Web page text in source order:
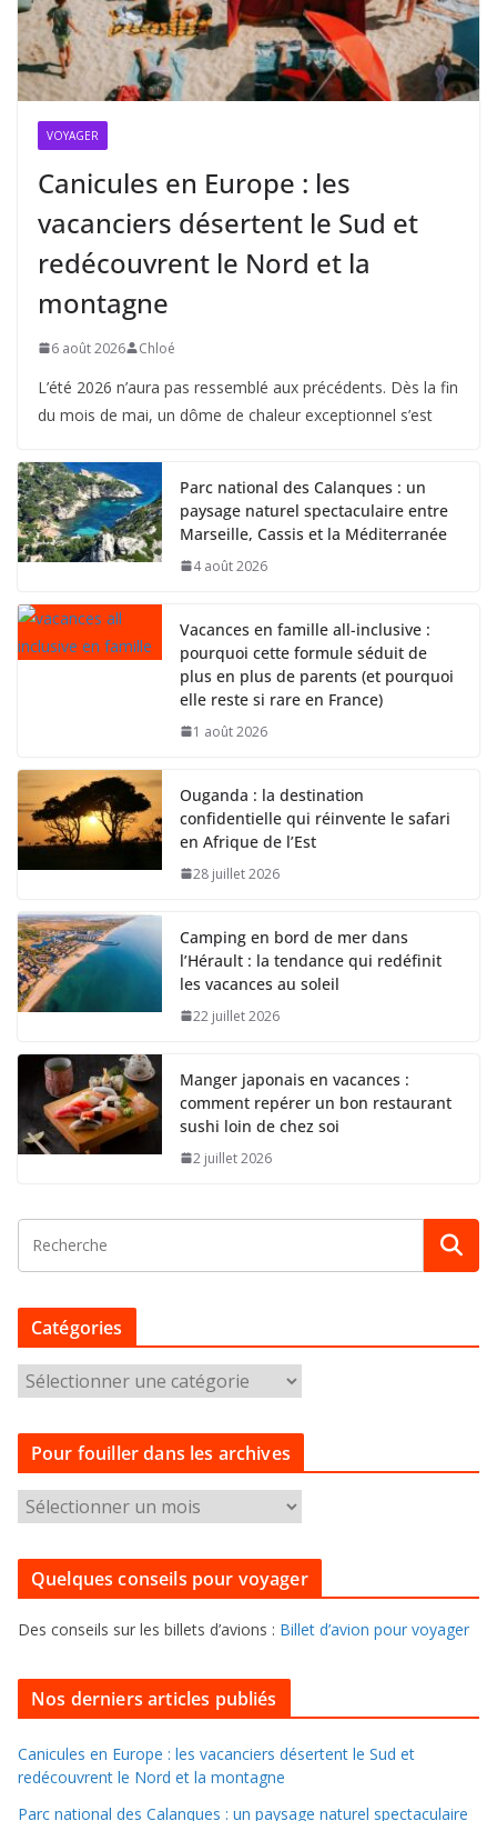
VOYAGER
Canicules en Europe : les
vacanciers désertent le Sud et
redécouvrent le Nord et la
montagne
6 août 2026 Chloé
L’été 2026 n’aura pas ressemblé aux précédents. Dès la fin
du mois de mai, un dôme de chaleur exceptionnel s’est
Parc national des Calanques : un
paysage naturel spectaculaire entre
Marseille, Cassis et la Méditerranée
4 août 2026
Vacances en famille all-inclusive :
pourquoi cette formule séduit de
plus en plus de parents (et pourquoi
elle reste si rare en France)
1 août 2026
Ouganda : la destination
confidentielle qui réinvente le safari
en Afrique de l’Est
28 juillet 2026
Camping en bord de mer dans
l’Hérault : la tendance qui redéfinit
les vacances au soleil
22 juillet 2026
Manger japonais en vacances :
comment repérer un bon restaurant
sushi loin de chez soi
2 juillet 2026
Catégories
a
t
g
e
s
Pour fouiller dans les archives
o
u
o
l
l
e
r
Quelques conseils pour voyager
Des conseils sur les billets d’avions : Billet d’avion pour voyager
Nos derniers articles publiés
Canicules en Europe : les vacanciers désertent le Sud et
redécouvrent le Nord et la montagne
Parc national des Calanques : un paysage naturel spectaculaire